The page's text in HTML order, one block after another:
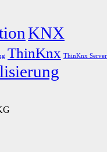
KNX
ThinKnx ThinKnx Server